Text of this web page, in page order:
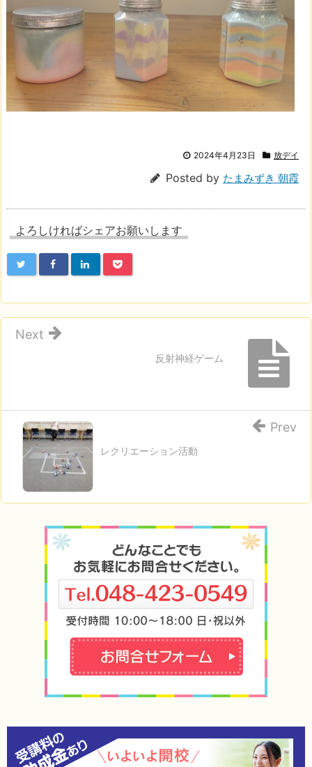
2024年4月23日 放デイ
Posted by たまみずき 朝霞
よろしければシェアお願いします
反射神経ゲーム
Next
レクリエーション活動
Prev